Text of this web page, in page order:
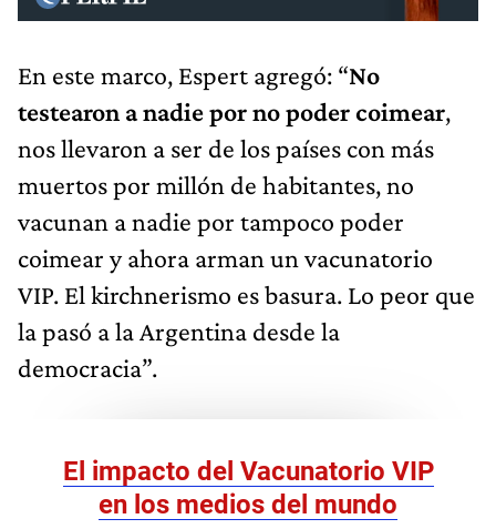
En este marco, Espert agregó: “No
testearon a nadie por no poder coimear,
nos llevaron a ser de los países con más
muertos por millón de habitantes, no
vacunan a nadie por tampoco poder
coimear y ahora arman un vacunatorio
VIP. El kirchnerismo es basura. Lo peor que
la pasó a la Argentina desde la
democracia”.
El impacto del Vacunatorio VIP
en los medios del mundo